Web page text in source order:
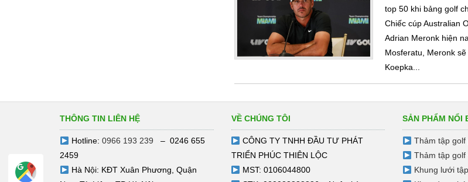
top 50 khi bảng golf
Chiếc cúp Australian
Adrian Meronk hiện
Mosferatu, Meronk
Koepka...
THÔNG TIN LIÊN HỆ
Hotline: 0966 193 239 – 0246 655
2459
Hà Nội: KĐT Xuân Phương, Quận
VỀ CHÚNG TÔI
CÔNG TY TNHH ĐẦU TƯ PHÁT
TRIỂN PHÚC THIÊN LỘC
MST: 0106044800
SẢN PHẨM NỔI
Thảm tập golf
Thảm tập golf
Khung lưới